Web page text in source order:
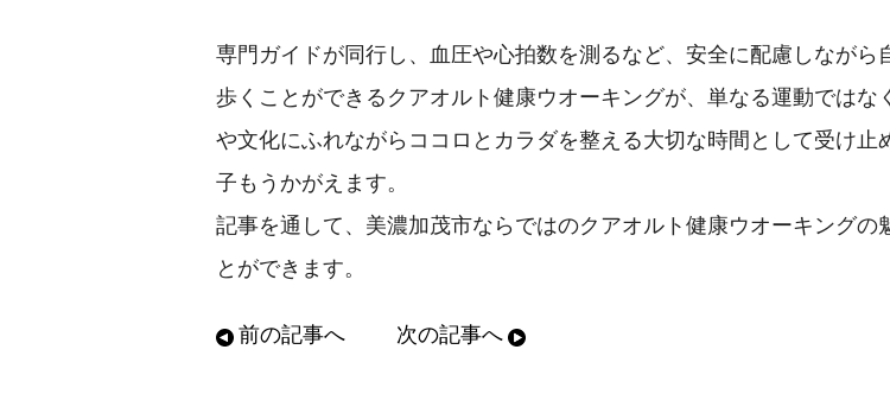
専門ガイドが同行し、血圧や心拍数を測るなど、安全に配慮しながら
歩くことができるクアオルト健康ウオーキングが、単なる運動ではな
や文化にふれながらココロとカラダを整える大切な時間として受け止
子もうかがえます。
記事を通して、美濃加茂市ならではのクアオルト健康ウオーキングの
とができます。
前の記事へ 次の記事へ